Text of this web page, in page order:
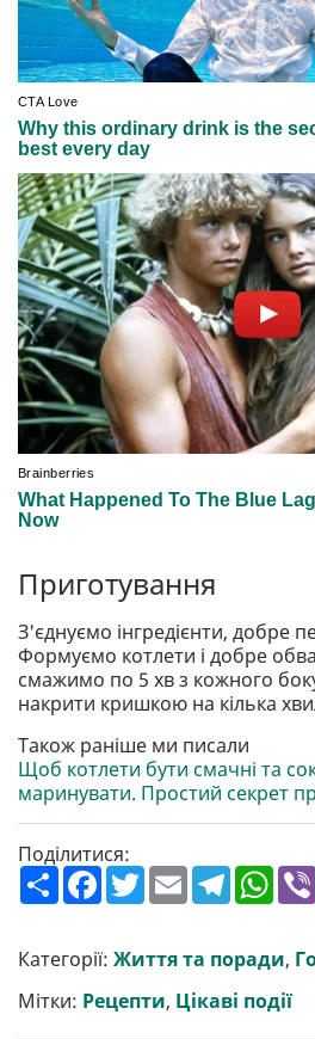
Приготування
З'єднуємо інгредієнти, добре
Формуємо котлети і добре
смажимо по 5 хв з кожного
накрити кришкою на кілька
Також раніше ми писали
Щоб котлети бути смачні та
маринувати. Простий секрет
Поділитися:
П
о
ш
р
и
и
F
a
c
b
o
k
T
w
t
e
E
m
a
l
T
e
g
r
a
m
W
h
a
s
A
p
p
Категорії: Життя та поради,
Мітки: Рецепти, Цікаві події